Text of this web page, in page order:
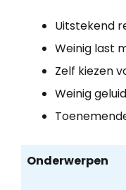
Uitstekend
Weinig last
Zelf kiezen
Weinig
Onderwerpen